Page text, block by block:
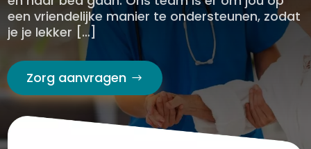
een vriendelijke manier te ondersteunen, zodat
je je lekker […]
Zorg aanvragen